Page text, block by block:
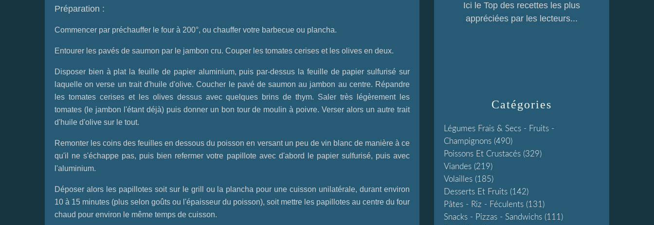
Préparation :
Commencer par préchauffer le four à 200°, ou chauffer votre barbecue ou plancha.
Entourer les pavés de saumon par le jambon cru. Couper les tomates cerises et les olives en deux.
Disposer bien à plat la feuille de papier aluminium, puis par-dessus la feuille de papier sulfurisé sur
laquelle on verse un trait d'huile d'olive. Coucher le pavé de saumon au jambon au centre. Répandre
les tomates cerises et les olives dessus avec quelques brins de thym. Saler très légèrement les
tomates (le jambon l'étant déjà) puis donner un bon tour de moulin à poivre. Verser alors un autre trait
d'huile d'olive sur le tout.
Remonter les coins des feuilles en dessous du poisson en versant un peu de vin blanc de manière à ce
qu'il ne s'échappe pas, puis bien refermer votre papillote avec d'abord le papier sulfurisé, puis avec
l'aluminium.
Déposer alors les papillotes soit sur le grill ou la plancha pour une cuisson unilatérale, durant environ
10 à 15 minutes (plus selon goûts ou l'épaisseur du poisson), soit mettre les papillotes au centre du four
chaud pour environ le même temps de cuisson.
Catégories
Légumes Frais & Secs - Fruits -
Champignons (490)
Poissons Et Crustacés (329)
Viandes (219)
Volailles (185)
Desserts Et Fruits (142)
Pâtes - Riz - Féculents (131)
Snacks - Pizzas - Sandwichs (111)
Ici le Top des recettes les plus
appréciées par les lecteurs...